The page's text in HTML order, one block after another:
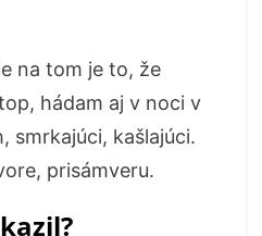
na tom je to, že
hádam aj v noci v
smrkajúci, kašlajúci.
prisámveru.